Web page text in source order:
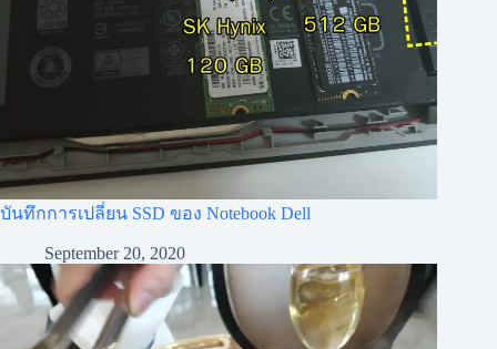
บันทึกการเปลี่ยน SSD ของ Notebook Dell
September 20, 2020